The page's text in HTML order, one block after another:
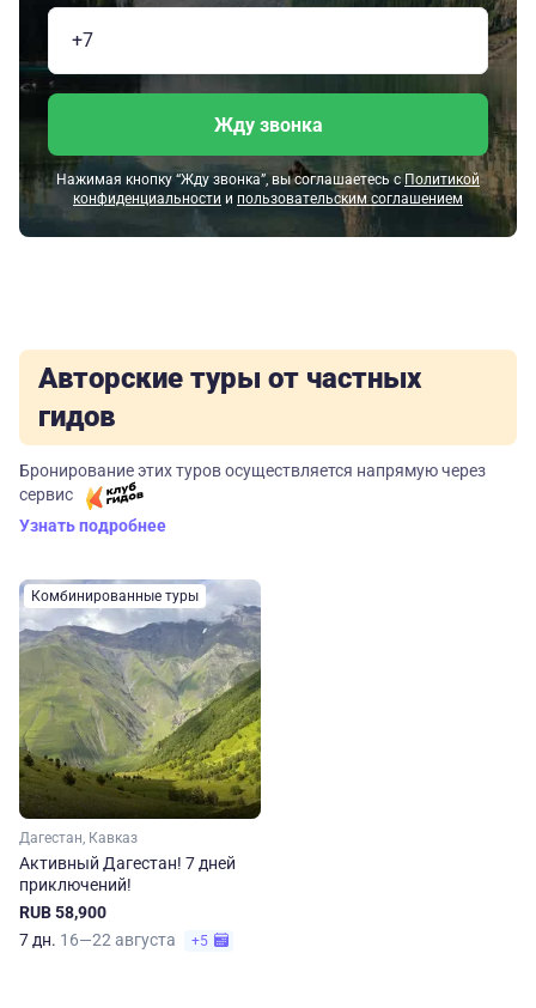
Жду звонка
Нажимая кнопку “Жду звонка”, вы соглашаетесь с Политикой
конфиденциальности и пользовательским соглашением
Авторские туры от частных
гидов
Бронирование этих туров осуществляется напрямую через
сервис
Узнать подробнее
Комбинированные туры
Дагестан, Кавказ
Активный Дагестан! 7 дней
приключений!
RUB 58,900
7 дн. 16—22 августа +5